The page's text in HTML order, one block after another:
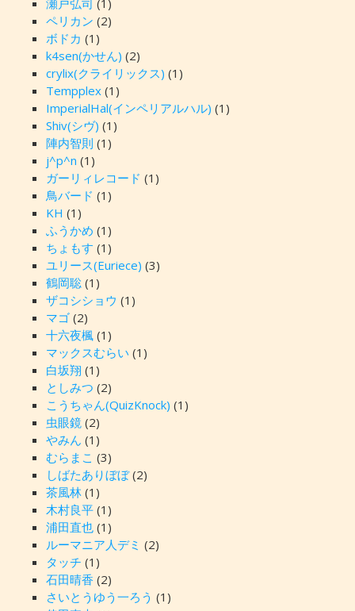
瀬戸弘司 (1)
ペリカン (2)
ボドカ (1)
k4sen(かせん) (2)
crylix(クライリックス) (1)
Tempplex(1)
ImperialHal(インペリアルハル) (1)
Shiv(シヴ) (1)
陣内智則 (1)
j^p^n (1)
ガーリィレコード (1)
鳥バード (1)
KH (1)
ふうかめ (1)
ちょもす (1)
ユリース(Euriece) (3)
鶴岡聡(1)
ザコシショウ (1)
マゴ(2)
十六夜楓(1)
マックスむらい (1)
白坂翔 (1)
としみつ (2)
こうちゃん(QuizKnock) (1)
虫眼鏡(2)
やみん (1)
むらまこ (3)
しばたありぼぼ(2)
茶風林(1)
木村良平(1)
浦田直也(1)
ルーマニア人デミ (2)
タッチ (1)
石田晴香 (2)
さいとうゆう一ろう (1)